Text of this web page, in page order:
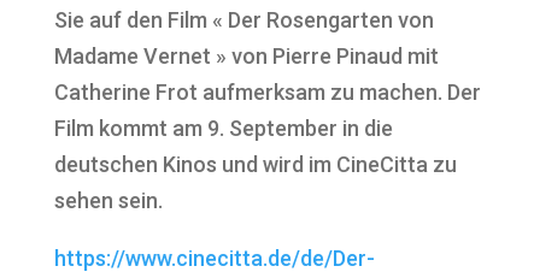
Sie auf den Film « Der Rosengarten von
Madame Vernet » von Pierre Pinaud mit
Catherine Frot aufmerksam zu machen. Der
Film kommt am 9. September in die
deutschen Kinos und wird im CineCitta zu
sehen sein.
https://www.cinecitta.de/de/Der-